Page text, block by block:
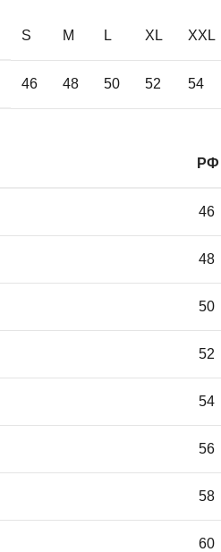
S M L XL XXL
46 48 50 52 54
РФ
46
48
50
52
54
56
58
60